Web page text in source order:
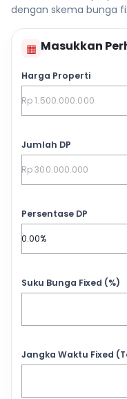
dengan skema bunga
▦ Masukkan
Harga Properti
Jumlah DP
Persentase DP
Suku Bunga Fixed (%)
Jangka Waktu Fixed